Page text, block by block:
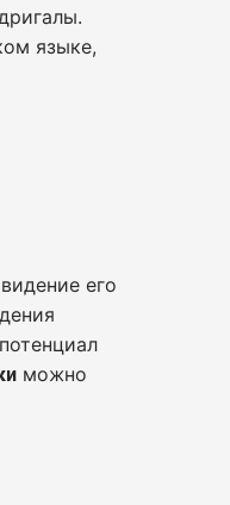
языке,
его
можно